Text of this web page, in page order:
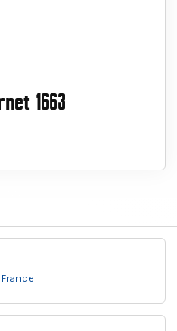
1663